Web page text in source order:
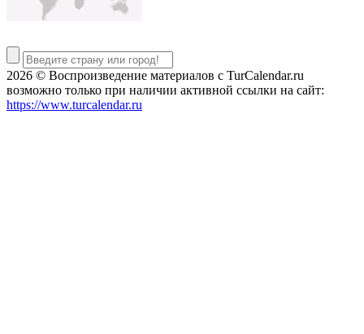
2026 © Воспроизведение материалов c TurCalendar.ru
возможно только при наличии активной ссылки на сайт:
https://www.turcalendar.ru